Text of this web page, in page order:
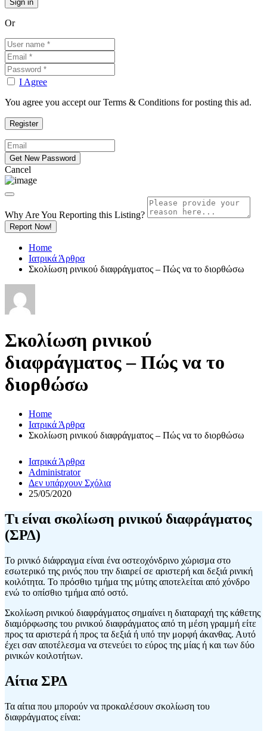
Or
I Agree
You agree you accept our Terms & Conditions for posting this ad.
Cancel
Why Are You Reporting this Listing?
Report Now!
Home
Ιατρικά Άρθρα
Σκολίωση ρινικού διαφράγματος – Πώς να το διορθώσω
Σκολίωση ρινικού
διαφράγματος – Πώς να το
διορθώσω
Home
Ιατρικά Άρθρα
Σκολίωση ρινικού διαφράγματος – Πώς να το διορθώσω
Ιατρικά Άρθρα
Administrator
Δεν υπάρχουν Σχόλια
25/05/2020
Τι είναι σκολίωση ρινικού διαφράγματος
(ΣΡΔ)
Το ρινικό διάφραγμα είναι ένα οστεοχόνδρινο χώρισμα στο
εσωτερικό της ρινός που την διαιρεί σε αριστερή και δεξιά ρινική
κοιλότητα. Το πρόσθιο τμήμα της μύτης αποτελείται από χόνδρο
ενώ το οπίσθιο τμήμα από οστό.
Σκολίωση ρινικού διαφράγματος σημαίνει η διαταραχή της κάθετης
διαμόρφωσης του ρινικού διαφράγματος από τη μέση γραμμή είτε
προς τα αριστερά ή προς τα δεξιά ή υπό την μορφή άκανθας. Αυτό
έχει σαν αποτέλεσμα να στενεύει το εύρος της μίας ή και των δύο
ρινικών κοιλοτήτων.
Αίτια ΣΡΔ
Τα αίτια που μπορούν να προκαλέσουν σκολίωση του
διαφράγματος είναι: